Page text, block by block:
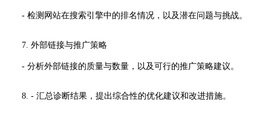
- 检测网站在搜索引擎中的排名情况，以及潜在问题与挑战。
7. 外部链接与推广策略
- 分析外部链接的质量与数量，以及可行的推广策略建议。
8. - 汇总诊断结果，提出综合性的优化建议和改进措施。